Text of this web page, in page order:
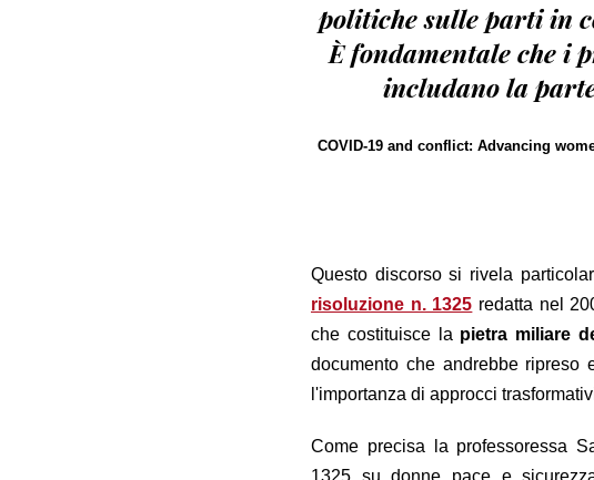
politiche sulle parti in
È fondamentale che i
includano la
COVID-19 and conflict: Advancing
Questo discorso si rivela
risoluzione n. 1325 redatta nel
che costituisce la pietra miliare
documento che andrebbe ripreso
l'importanza di approcci
Come precisa la professoressa